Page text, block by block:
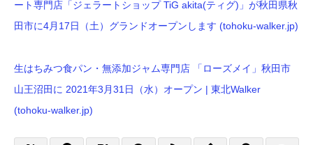
ート専門店「ジェラートショップ TiG akita(ティグ)」が秋田県秋
田市に4月17日（土）グランドオープンします (tohoku-walker.jp)
生はちみつ食パン・無添加ジャム専門店 「ローズメイ」秋田市
山王沼田に 2021年3月31日（水）オープン | 東北Walker
(tohoku-walker.jp)